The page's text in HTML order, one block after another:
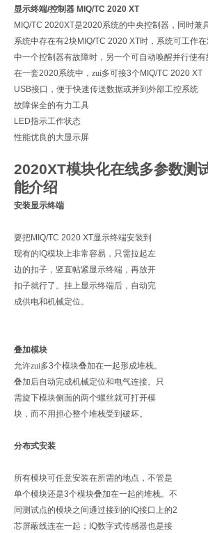
显示终端/控制器 MIQ/TC 2020 XT
MIQ/TC 2020XT是2020系统的中央控制器，同时兼
系统中存在有2块MIQ/TC 2020 XT时，系统可工作
中一个控制器有故障时，另一个可自动唤醒并行使有
在一套2020系统中，zui多可接3个MIQ/TC 2020 XT
USB接口，便于快速传送数据或并到外部工控系统
故障保全的有力工具
LED指示工作状态
性能优良的大显示屏
2020XT模块化在线多参数测
能介绍
安装显示终端
要把MIQ/TC 2020 XT显示终端安装到
现有的IQ模块上非常容易，只需拉起左
边的扣子，竖直帖紧显示终端，再放开
扣子就行了。挂上显示终端后，自动完
成供电和机械定位。
叠加模块
允许zui多3个模块叠加在一起形成堆栈。
叠加后自动完成机械定位和电气连接。只
需旋下模块侧面的两个螺丝就可打开模
块，而不用担心整个堆栈受到破坏。
分布式安装
所有模块可任意安装在所需的地点，不管是
单个模块还是3个模块叠加在一起的堆栈。不
同测试点的模块之间通过接到的IQ接口上的2
芯屏蔽线连在一起； IQ数字式传感器也是接